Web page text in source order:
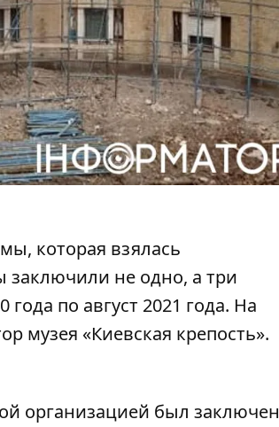
которая взялась
заключили не одно, а три
по август 2021 года. На
музея «Киевская крепость».
организацией был заключен